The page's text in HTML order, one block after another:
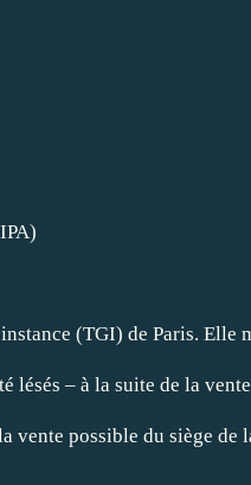
(TGI) de Paris.
– à la suite de la
possible du siège